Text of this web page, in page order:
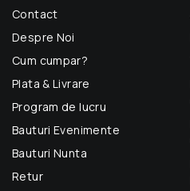
Contact
Despre Noi
Cum cumpar?
Plata & Livrare
Program de lucru
Bauturi Evenimente
Bauturi Nunta
Retur